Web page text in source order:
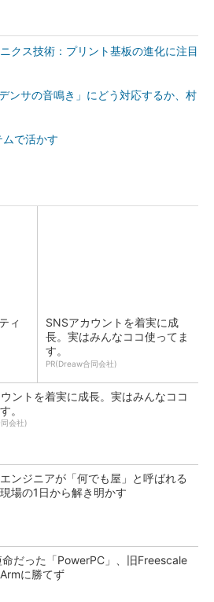
クス技術：プリント基板の進化に注目
ンサの音鳴き」にどう対応するか、村
で活かす
ィ
SNSアカウントを着実に成
長。実はみんなココ使ってま
す。
PR(Dreaw合同会社)
ントを着実に成長。実はみんなココ
。
会社)
ンジニアが「何でも屋」と呼ばれる
場の1日から解き明かす
だった「PowerPC」、旧Freescale
に勝てず